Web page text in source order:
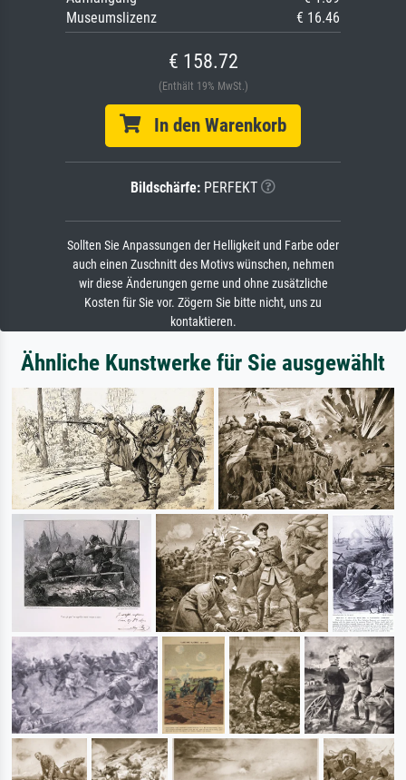
Museumslizenz
€ 16.46
€ 158.72
(Enthält 19% MwSt.)
In den Warenkorb
Bildschärfe: PERFEKT
Sollten Sie Anpassungen der Helligkeit und Farbe oder
auch einen Zuschnitt des Motivs wünschen, nehmen
wir diese Änderungen gerne und ohne zusätzliche
Kosten für Sie vor. Zögern Sie bitte nicht, uns zu
kontaktieren.
Ähnliche Kunstwerke für Sie ausgewählt